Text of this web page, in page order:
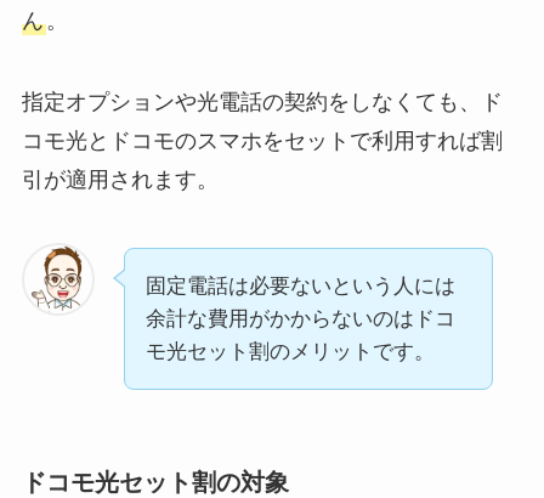
ん。
指定オプションや光電話の契約をしなくても、ド
コモ光とドコモのスマホをセットで利用すれば割
引が適用されます。
固定電話は必要ないという人には
余計な費用がかからないのはドコ
モ光セット割のメリットです。
ドコモ光セット割の対象